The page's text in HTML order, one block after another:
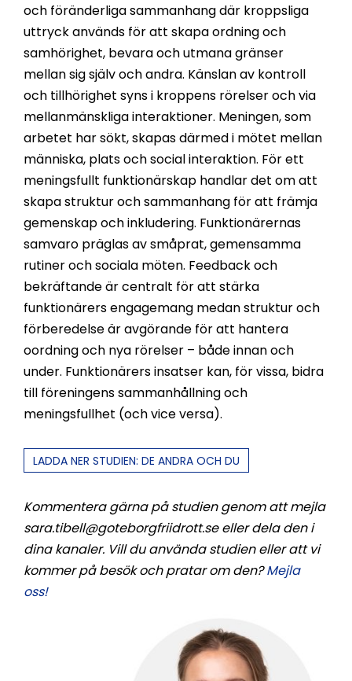
och föränderliga sammanhang där kroppsliga
uttryck används för att skapa ordning och
samhörighet, bevara och utmana gränser
mellan sig själv och andra. Känslan av kontroll
och tillhörighet syns i kroppens rörelser och via
mellanmänskliga interaktioner. Meningen, som
arbetet har sökt, skapas därmed i mötet mellan
människa, plats och social interaktion. För ett
meningsfullt funktionärskap handlar det om att
skapa struktur och sammanhang för att främja
gemenskap och inkludering. Funktionärernas
samvaro präglas av småprat, gemensamma
rutiner och sociala möten. Feedback och
bekräftande är centralt för att stärka
funktionärers engagemang medan struktur och
förberedelse är avgörande för att hantera
oordning och nya rörelser – både innan och
under. Funktionärers insatser kan, för vissa, bidra
till föreningens sammanhållning och
meningsfullhet (och vice versa).
LADDA NER STUDIEN: DE ANDRA OCH DU
Kommentera gärna på studien genom att mejla
sara.tibell@goteborgfriidrott.se eller dela den i
dina kanaler. Vill du använda studien eller att vi
kommer på besök och pratar om den?Mejla
oss!